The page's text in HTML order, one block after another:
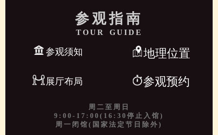
参观指南
TOUR GUIDE
参观须知 地理位置
展厅布局 参观预约
周二至周日
9:00-17:00(16:30停止入馆)
周一闭馆(国家法定节日除外)